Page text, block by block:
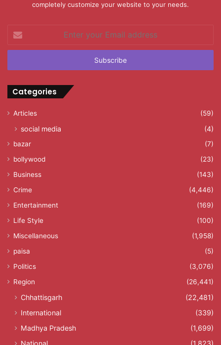
completely customize your website to your needs.
your
Email
Categories
Articles (59)
social media (4)
bazar
(7)
bollywood
(23)
Business
(143)
Crime
(4,446)
Entertainment
(169)
Life Style
(100)
Miscellaneous
(1,958)
paisa
(5)
Politics
(3,076)
Region
(26,441)
Chhattisgarh
(22,481)
International
(339)
Madhya Pradesh
(1,699)